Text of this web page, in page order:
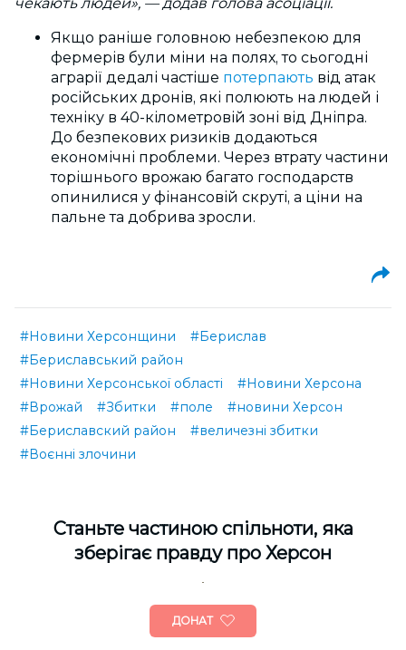
Якщо раніше головною небезпекою для
фермерів були міни на полях, то сьогодні
аграрії дедалі частіше потерпають від атак
російських дронів, які полюють на людей і
техніку в 40-кілометровій зоні від Дніпра.
До безпекових ризиків додаються
економічні проблеми. Через втрату частини
торішнього врожаю багато господарств
опинилися у фінансовій скруті, а ціни на
пальне та добрива зросли.
#Новини Херсонщини
#Берислав
#Бериславський район
#Новини Херсонської області
#Новини Херсона
#Врожай
#Збитки #поле
#новини Херсон
#Бериславский район
#величезні збитки
#Воєнні злочини
Cтаньте частиною спільноти, яка
зберігає правду про Херсон
ДОНАТ